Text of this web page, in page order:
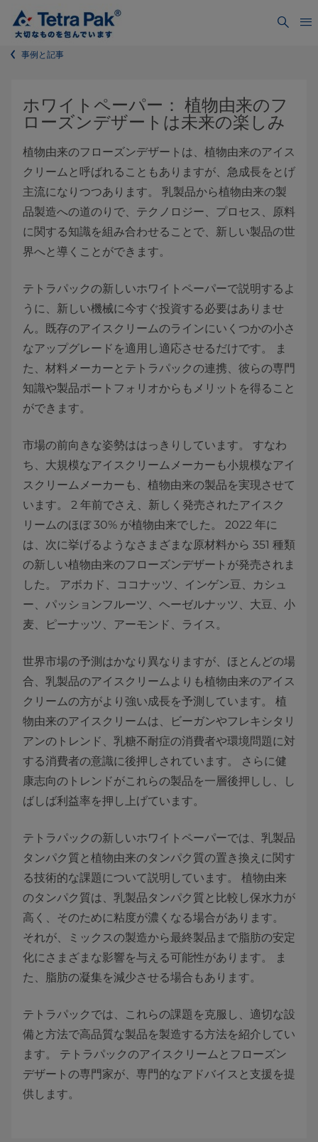
事例と記事
ホワイトペーパー： 植物由来のフ
ローズンデザートは未来の楽しみ
植物由来のフローズンデザートは、植物由来のアイス
クリームと呼ばれることもありますが、急成長をとげ
主流になりつつあります。 乳製品から植物由来の製
品製造への道のりで、テクノロジー、プロセス、原料
に関する知識を組み合わせることで、新しい製品の世
界へと導くことができます。
テトラパックの新しいホワイトペーパーで説明するよ
うに、新しい機械に今すぐ投資する必要はありませ
ん。既存のアイスクリームのラインにいくつかの小さ
なアップグレードを適用し適応させるだけです。 ま
た、材料メーカーとテトラパックの連携、彼らの専門
知識や製品ポートフォリオからもメリットを得ること
ができます。
市場の前向きな姿勢ははっきりしています。 すなわ
ち、大規模なアイスクリームメーカーも小規模なアイ
スクリームメーカーも、植物由来の製品を実現させて
います。 2 年前でさえ、新しく発売されたアイスク
リームのほぼ 30% が植物由来でした。 2022 年に
は、次に挙げるようなさまざまな原材料から 351 種類
の新しい植物由来のフローズンデザートが発売されま
した。 アボカド、ココナッツ、インゲン豆、カシュ
ー、パッションフルーツ、ヘーゼルナッツ、大豆、小
麦、ピーナッツ、アーモンド、ライス。
世界市場の予測はかなり異なりますが、ほとんどの場
合、乳製品のアイスクリームよりも植物由来のアイス
クリームの方がより強い成長を予測しています。 植
物由来のアイスクリームは、ビーガンやフレキシタリ
アンのトレンド、乳糖不耐症の消費者や環境問題に対
する消費者の意識に後押しされています。 さらに健
康志向のトレンドがこれらの製品を一層後押しし、し
ばしば利益率を押し上げています。
テトラパックの新しいホワイトペーパーでは、乳製品
タンパク質と植物由来のタンパク質の置き換えに関す
る技術的な課題について説明しています。 植物由来
のタンパク質は、乳製品タンパク質と比較し保水力が
高く、そのために粘度が濃くなる場合があります。
それが、ミックスの製造から最終製品まで脂肪の安定
化にさまざまな影響を与える可能性があります。 ま
た、脂肪の凝集を減少させる場合もあります。
テトラパックでは、これらの課題を克服し、適切な設
備と方法で高品質な製品を製造する方法を紹介してい
ます。 テトラパックのアイスクリームとフローズン
デザートの専門家が、専門的なアドバイスと支援を提
供します。